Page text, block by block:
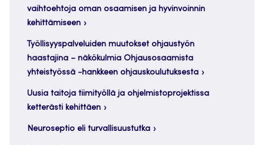
vaihtoehtoja oman osaamisen ja hyvinvoinnin
kehittämiseen
Työllisyyspalveluiden muutokset ohjaustyön
haastajina – näkökulmia Ohjausosaamista
yhteistyössä -hankkeen ohjauskoulutuksesta
Uusia taitoja tiimityöllä ja ohjelmistoprojektissa
ketterästi kehittäen
Neuroseptio eli turvallisuustutka